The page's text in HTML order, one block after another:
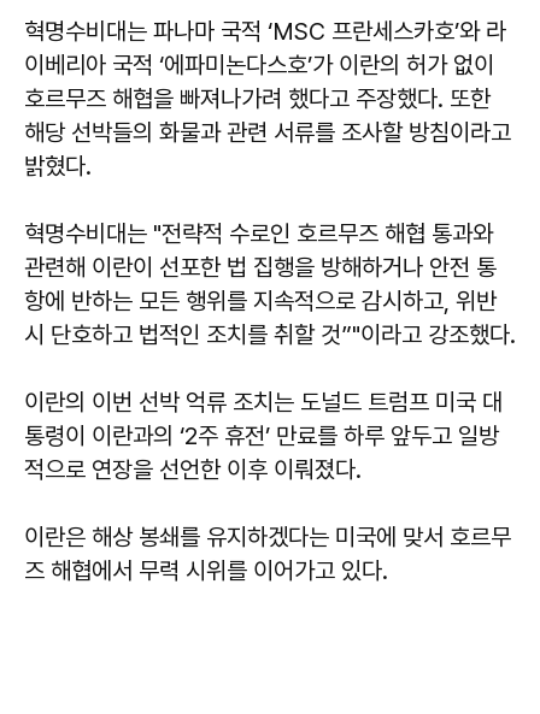
혁명수비대는 파나마 국적 ‘MSC 프란세스카호’와 라
이베리아 국적 ‘에파미논다스호’가 이란의 허가 없이
호르무즈 해협을 빠져나가려 했다고 주장했다. 또한
해당 선박들의 화물과 관련 서류를 조사할 방침이라고
밝혔다.
혁명수비대는 "전략적 수로인 호르무즈 해협 통과와
관련해 이란이 선포한 법 집행을 방해하거나 안전 통
항에 반하는 모든 행위를 지속적으로 감시하고, 위반
시 단호하고 법적인 조치를 취할 것”"이라고 강조했다.
이란의 이번 선박 억류 조치는 도널드 트럼프 미국 대
통령이 이란과의 ‘2주 휴전’ 만료를 하루 앞두고 일방
적으로 연장을 선언한 이후 이뤄졌다.
이란은 해상 봉쇄를 유지하겠다는 미국에 맞서 호르무
즈 해협에서 무력 시위를 이어가고 있다.